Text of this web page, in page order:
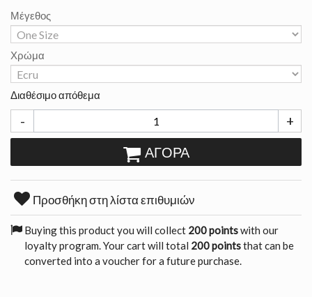
Μέγεθος
Χρώμα
Διαθέσιμο απόθεμα
- +
ΑΓΟΡΆ
Προσθήκη στη λίστα επιθυμιών
Buying this product you will collect 200 pointswith our
loyalty program. Your cart will total 200 pointsthat can be
converted into a voucher for a future purchase.